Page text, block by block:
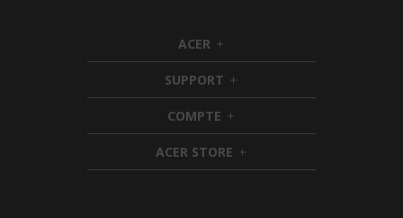
ACER h
i
d
d
e
n
SUPPORT h
i
d
d
e
n
COMPTE h
i
d
d
ACER STORE h
i